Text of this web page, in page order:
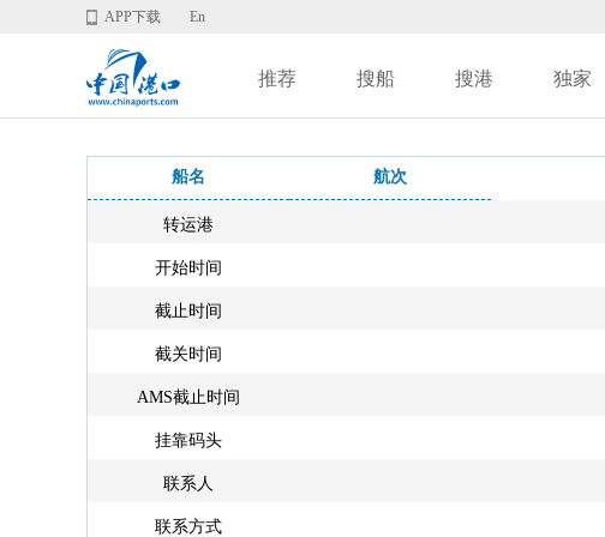
APP下载 En
推荐 搜船 搜港 独家
船名 航次
转运港
开始时间
截止时间
截关时间
AMS截止时间
挂靠码头
联系人
联系方式